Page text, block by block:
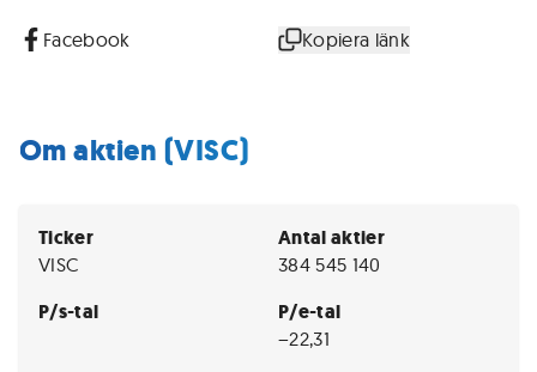
Facebook Kopiera länk
Om aktien (VISC)
Ticker
VISC
Antal aktier
384 545 140
P/s-tal P/e-tal
−22,31